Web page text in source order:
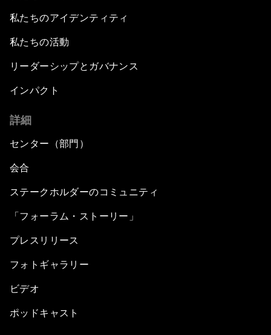
私たちのアイデンティティ
私たちの活動
リーダーシップとガバナンス
インパクト
詳細
センター（部門）
会合
ステークホルダーのコミュニティ
「フォーラム・ストーリー」
プレスリリース
フォトギャラリー
ビデオ
ポッドキャスト